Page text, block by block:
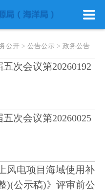
公开 > 公告公示 > 政务公告
次会议第20260192
次会议第20260025
风电项目海域使用补
)(公示稿)》评审前公